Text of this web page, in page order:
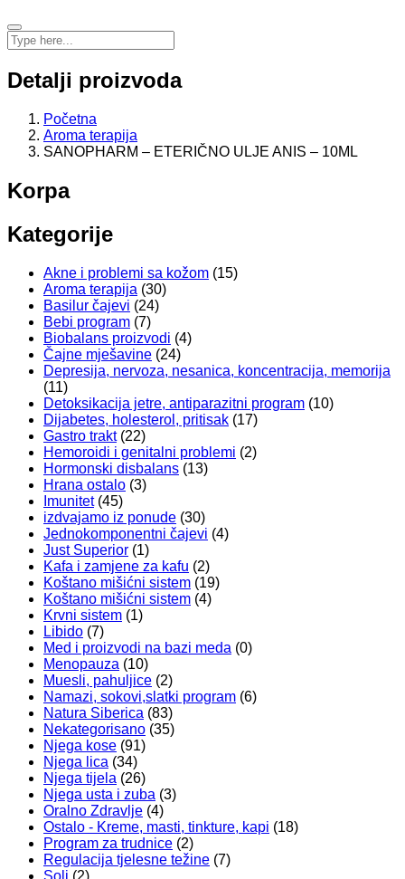
Detalji proizvoda
Početna
Aroma terapija
SANOPHARM – ETERIČNO ULJE ANIS – 10ML
Korpa
Kategorije
Akne i problemi sa kožom (15)
Aroma terapija (30)
Basilur čajevi (24)
Bebi program (7)
Biobalans proizvodi (4)
Čajne mješavine (24)
Depresija, nervoza, nesanica, koncentracija, memorija
(11)
Detoksikacija jetre, antiparazitni program (10)
Dijabetes, holesterol, pritisak (17)
Gastro trakt (22)
Hemoroidi i genitalni problemi (2)
Hormonski disbalans (13)
Hrana ostalo (3)
Imunitet (45)
izdvajamo iz ponude (30)
Jednokomponentni čajevi (4)
Just Superior (1)
Kafa i zamjene za kafu (2)
Koštano mišićni sistem (19)
Koštano mišićni sistem (4)
Krvni sistem (1)
Libido (7)
Med i proizvodi na bazi meda (0)
Menopauza (10)
Muesli, pahuljice (2)
Namazi, sokovi,slatki program (6)
Natura Siberica (83)
Nekategorisano (35)
Njega kose (91)
Njega lica (34)
Njega tijela (26)
Njega usta i zuba (3)
Oralno Zdravlje (4)
Ostalo - Kreme, masti, tinkture, kapi (18)
Program za trudnice (2)
Regulacija tjelesne težine (7)
Soli (2)